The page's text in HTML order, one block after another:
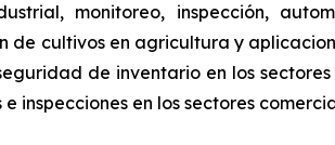
monitoreo, inspección,
de cultivos en agricultura y
de inventario en los
inspecciones en los sectores